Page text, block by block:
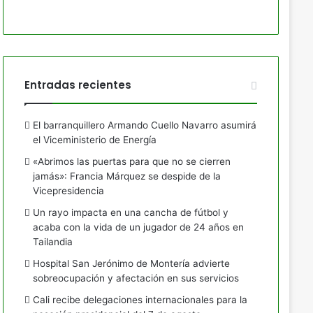
Entradas recientes
El barranquillero Armando Cuello Navarro asumirá
el Viceministerio de Energía
«Abrimos las puertas para que no se cierren
jamás»: Francia Márquez se despide de la
Vicepresidencia
Un rayo impacta en una cancha de fútbol y
acaba con la vida de un jugador de 24 años en
Tailandia
Hospital San Jerónimo de Montería advierte
sobreocupación y afectación en sus servicios
Cali recibe delegaciones internacionales para la